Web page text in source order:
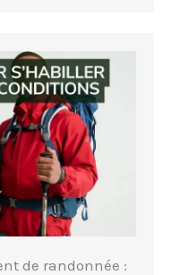
de randonnée :